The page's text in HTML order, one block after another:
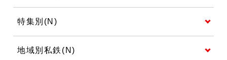
特集別(N)
地域別私鉄(N)